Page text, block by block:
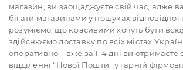
магазин, ви заощаджуєте свій час, адже
бігати магазинами у пошуках
розуміємо, що красивими хочуть бути
здійснюємо доставку по всіх містах
оперативно – вже за 1-4 дні ви отримаєте
відділенні “Нової Пошти” у гарній